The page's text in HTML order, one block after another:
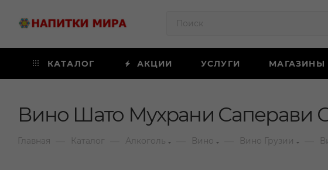
КАТАЛОГ АКЦИИ УСЛУГИ МАГАЗИНЫ
Вино Шато Мухрани Саперави
Главная Каталог Алкоголь Вино Вино Грузии